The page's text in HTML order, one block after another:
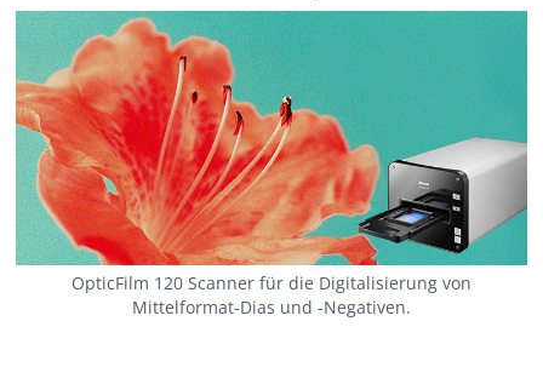
OpticFilm 120 Scanner für die Digitalisierung von
Mittelformat-Dias und -Negativen.